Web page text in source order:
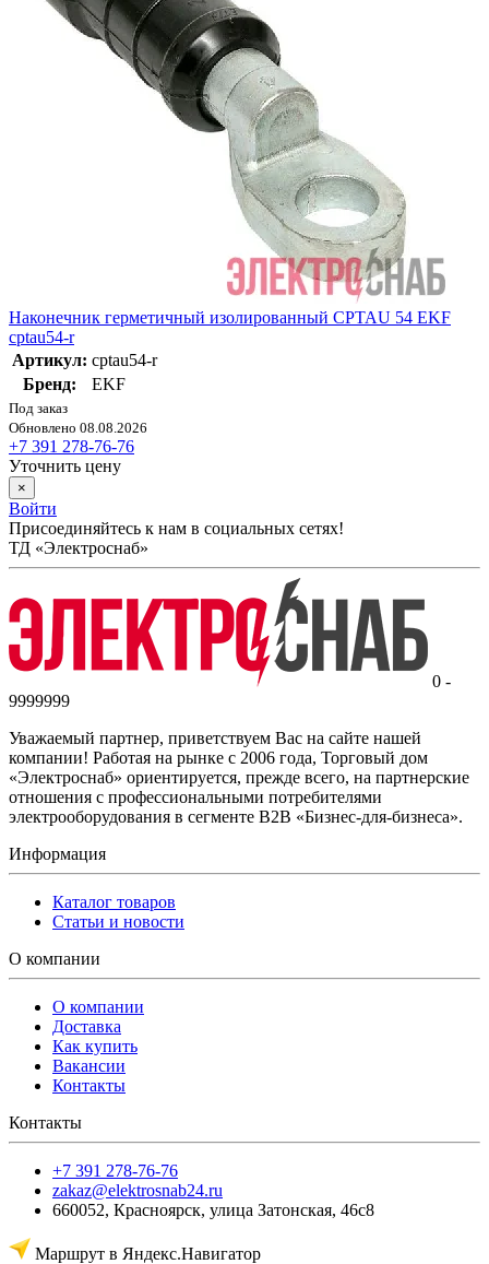
Наконечник герметичный изолированный CPTAU 54 EKF
cptau54-r
Артикул: cptau54-r
Бренд:
EKF
Под заказ
Обновлено 08.08.2026
+7 391 278-76-76
Уточнить цену
×
Войти
Присоединяйтесь к нам в социальных сетях!
ТД «Электроснаб»
0 -
9999999
Уважаемый партнер, приветствуем Вас на сайте нашей
компании! Работая на рынке с 2006 года, Торговый дом
«Электроснаб» ориентируется, прежде всего, на партнерские
отношения с профессиональными потребителями
электрооборудования в сегменте B2B «Бизнес-для-бизнеса».
Информация
Каталог товаров
Статьи и новости
О компании
О компании
Доставка
Как купить
Вакансии
Контакты
Контакты
+7 391 278-76-76
zakaz@elektrosnab24.ru
660052, Красноярск, улица Затонская, 46с8
Маршрут в Яндекс.Навигатор